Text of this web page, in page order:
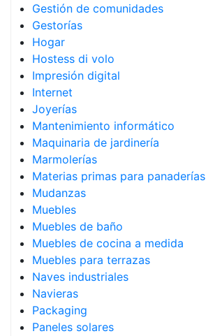
Gestión de comunidades
Gestorías
Hogar
Hostess di volo
Impresión digital
Internet
Joyerías
Mantenimiento informático
Maquinaria de jardinería
Marmolerías
Materias primas para panaderías
Mudanzas
Muebles
Muebles de baño
Muebles de cocina a medida
Muebles para terrazas
Naves industriales
Navieras
Packaging
Paneles solares